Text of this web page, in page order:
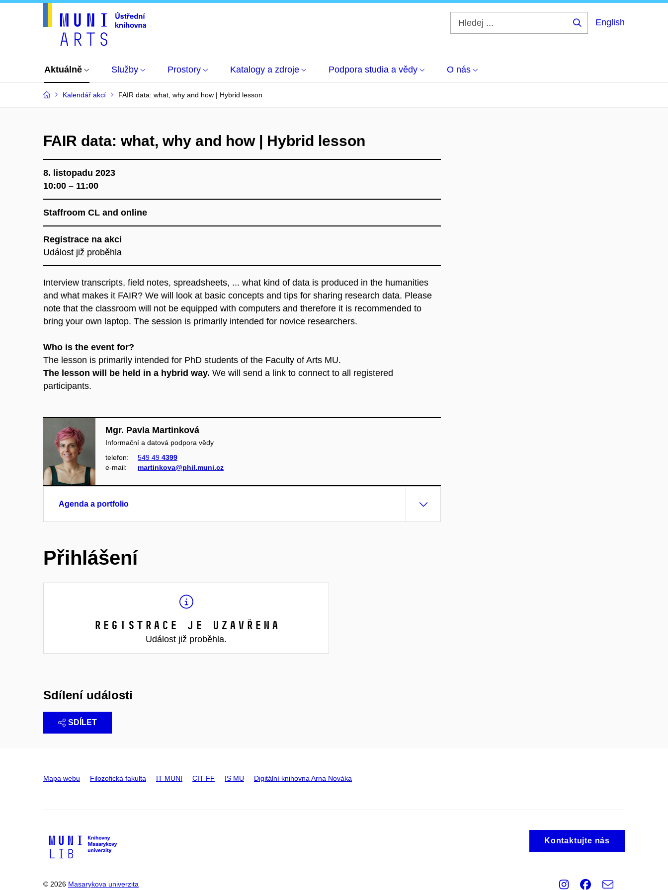
English
Aktuálně Služby Prostory Katalogy a zdroje Podpora studia a vědy O nás
Kalendář akcí FAIR data: what, why and how | Hybrid lesson
FAIR data: what, why and how | Hybrid lesson
8. listopadu 2023
10:00 – 11:00
Staffroom CL and online
Registrace na akci
Událost již proběhla
Interview transcripts, field notes, spreadsheets, ... what kind of data is produced in the humanities
and what makes it FAIR? We will look at basic concepts and tips for sharing research data. Please
note that the classroom will not be equipped with computers and therefore it is recommended to
bring your own laptop. The session is primarily intended for novice researchers.
Who is the event for?
The lesson is primarily intended for PhD students of the Faculty of Arts MU.
The lesson will be held in a hybrid way. We will send a link to connect to all registered
participants.
Mgr. Pavla Martinková
Informační a datová podpora vědy
telefon:
549 49 4399
e‑mail:
martinkova@phil.muni.cz
Agenda a portfolio
Přihlášení
Registrace je uzavřena
Událost již proběhla.
Sdílení události
SDÍLET
Mapa webu Filozofická fakulta IT MUNI CIT FF IS MU Digitální knihovna Arna Nováka
Kontaktujte nás
© 2026 Masarykova univerzita Instagram
Facebook
e-